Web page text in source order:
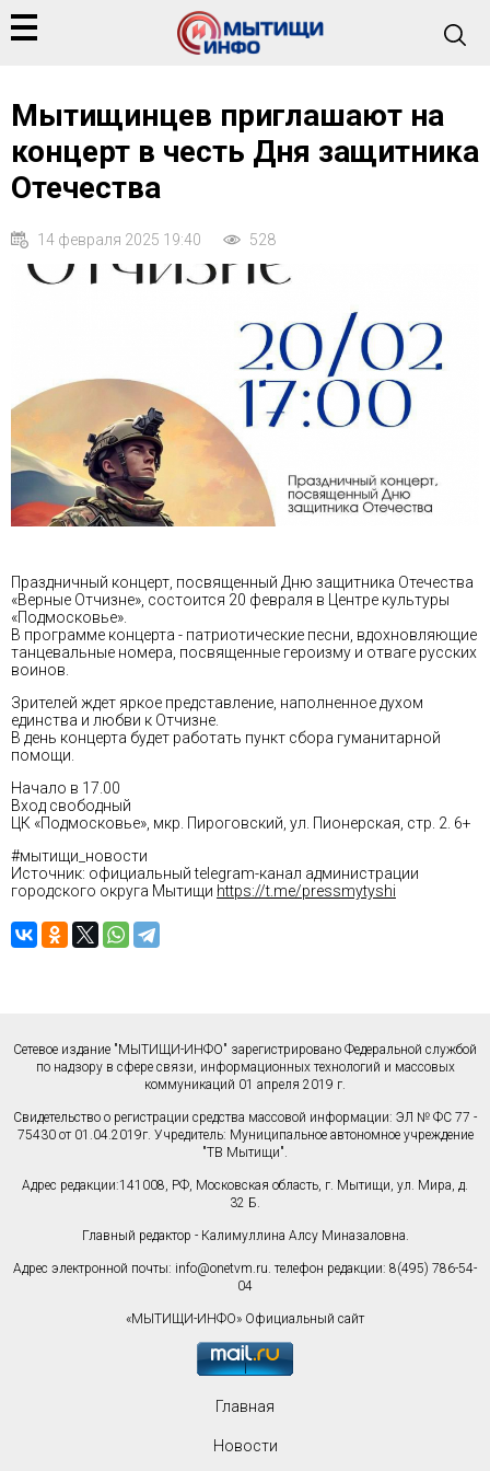
Мытищинцев приглашают на
концерт в честь Дня защитника
Отечества
14 февраля 2025 19:40 528
Праздничный концерт, посвященный Дню защитника Отечества
«Верные Отчизне», состоится 20 февраля в Центре культуры
«Подмосковье».
В программе концерта - патриотические песни, вдохновляющие
танцевальные номера, посвященные героизму и отваге русских
воинов.
Зрителей ждет яркое представление, наполненное духом
единства и любви к Отчизне.
В день концерта будет работать пункт сбора гуманитарной
помощи.
Начало в 17.00
Вход свободный
ЦК «Подмосковье», мкр. Пироговский, ул. Пионерская, стр. 2. 6+
#мытищи_новости
Источник: официальный telegram-канал администрации
городского округа Мытищи https://t.me/pressmytyshi
Сетевое издание "МЫТИЩИ-ИНФО" зарегистрировано Федеральной службой
по надзору в сфере связи, информационных технологий и массовых
коммуникаций 01 апреля 2019 г.
Свидетельство о регистрации средства массовой информации: ЭЛ № ФС 77 -
75430 от 01.04.2019г. Учредитель: Муниципальное автономное учреждение
"ТВ Мытищи".
Адрес редакции:141008, РФ, Московская область, г. Мытищи, ул. Мира, д.
32 Б.
Главный редактор - Калимуллина Алсу Миназаловна.
Адрес электронной почты: info@onetvm.ru. телефон редакции: 8(495) 786-54-
04
«МЫТИЩИ-ИНФО» Официальный сайт
Главная
Новости